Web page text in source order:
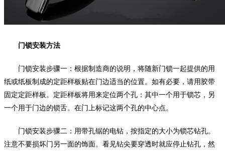
门锁安装方法
门锁安装步骤一：根据制造商的说明，将随新门锁一起提供的用
纸或纸板制成的定距样板贴在门边适当的位置。如有必要，请用胶带
固定定距样板。定距样板将用来定位两个孔：其中一个用于锁芯，另
一个用于门边的锁舌。在门上标记这两个孔的中心点。
门锁安装步骤二：用带孔锯的电钻，按指定的大小为锁芯钻孔。
注意不要损坏门另一面的饰面。看见钻尖要穿透时就应停止钻孔，然